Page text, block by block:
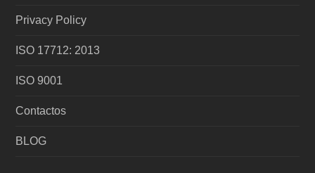
Privacy Policy
ISO 17712: 2013
ISO 9001
Contactos
BLOG